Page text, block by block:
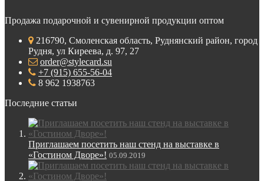
Продажа подарочной и сувенирной продукции оптом
216790, Смоленская область, Руднянский район, город
Рудня, ул Киреева, д. 97, 27
order@stylecard.su
+7 (915) 655-56-04
8 962 1938763
Последние статьи
Приглашаем посетить наш стенд на выставке в
«Гостином Дворе»! 05.09.2019